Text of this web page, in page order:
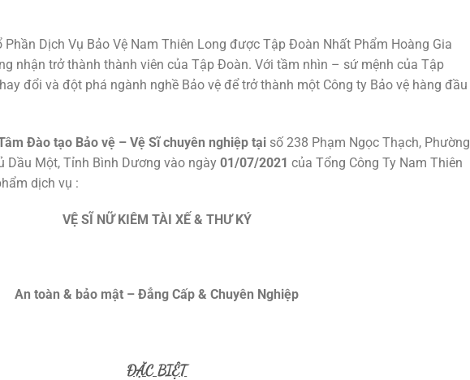
Phần Dịch Vụ Bảo Vệ Nam Thiên Long được Tập Đoàn Nhất Phẩm Hoàng Gia
nhận trở thành thành viên của Tập Đoàn. Với tầm nhìn – sứ mệnh của Tập
đổi và đột phá ngành nghề Bảo vệ để trở thành một Công ty Bảo vệ hàng đầu
Đào tạo Bảo vệ – Vệ Sĩ chuyên nghiệp tại số 238 Phạm Ngọc Thạch, Phường
Dầu Một, Tỉnh Bình Dương vào ngày 01/07/2021 của Tổng Công Ty Nam Thiên
dịch vụ :
VỆ SĨ NỮ KIÊM TÀI XẾ & THƯ KÝ
An toàn & bảo mật –Đẳng Cấp &Chuyên Nghiệp
ĐẶC BIỆT